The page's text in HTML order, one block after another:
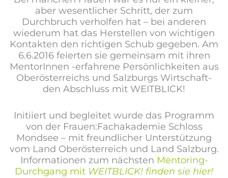
aber wesentlicher Schritt, der zum
Durchbruch verholfen hat – bei anderen
wiederum hat das Herstellen von wichtigen
Kontakten den richtigen Schub gegeben. Am
6.6.2016 feierten sie gemeinsam mit ihren
MentorInnen -erfahrene Persönlichkeiten aus
Oberösterreichs und Salzburgs Wirtschaft-
den Abschluss mit WEITBLICK!
Initiiert und begleitet wurde das Programm
von der Frauen:Fachakademie Schloss
Mondsee – mit freundlicher Unterstützung
vom Land Oberösterreich und Land Salzburg.
Informationen zum nächsten Mentoring-
Durchgang mit WEITBLICK! finden sie hier!